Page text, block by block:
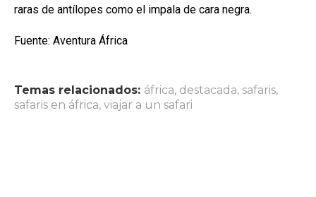
raras de antílopes como el impala de cara negra.
Fuente: Aventura África
Temas relacionados: áfrica, destacada, safaris,
safaris en áfrica, viajar a un safari